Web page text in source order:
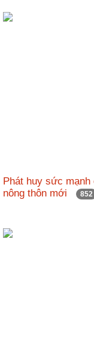
Phát huy sức
nông thôn mới
852